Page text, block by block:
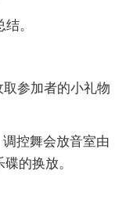
。
参加者的小礼物
控舞会放音室由
的换放。